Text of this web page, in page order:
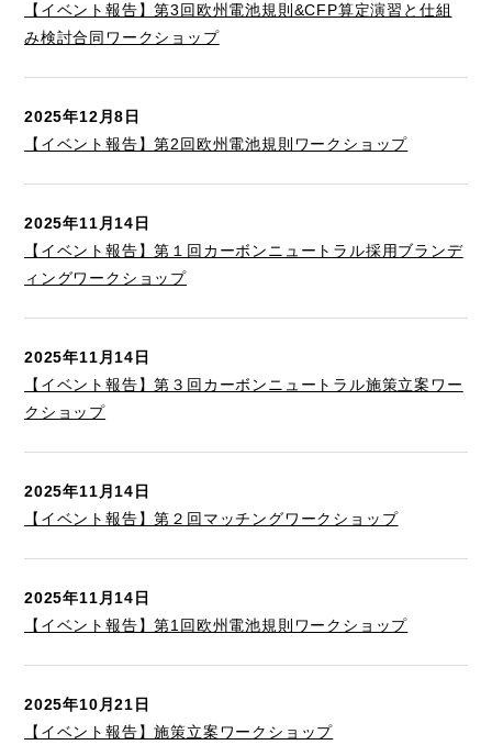
【イベント報告】第3回欧州電池規則&CFP算定演習と仕組
み検討合同ワークショップ
2025年12月8日
【イベント報告】第2回欧州電池規則ワークショップ
2025年11月14日
【イベント報告】第１回カーボンニュートラル採用ブランデ
ィングワークショップ
2025年11月14日
【イベント報告】第３回カーボンニュートラル施策立案ワー
クショップ
2025年11月14日
【イベント報告】第２回マッチングワークショップ
2025年11月14日
【イベント報告】第1回欧州電池規則ワークショップ
2025年10月21日
【イベント報告】施策立案ワークショップ